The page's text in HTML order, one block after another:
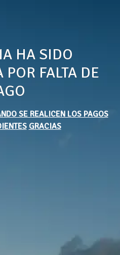
HA SIDO
FALTA DE
SE REALICEN LOS PAGOS
GRACIAS